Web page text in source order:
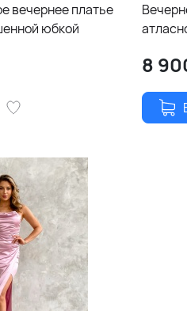
вечернее платье
юбкой
8